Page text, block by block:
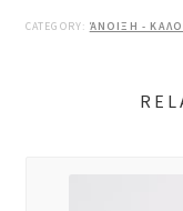
CATEGORY: ΆΝΟΙΞΗ -